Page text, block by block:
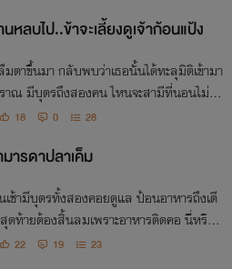
หลบไป..ข้าจะเลี้ยงดูเจ้าก้อนแป้ง
มตาขึ้นมา กลับพบว่าเธอนั้นได้ทะลุมิติเข้ามา
าณ มีบุตรถึงสองคน ไหนจะสามีที่นอนไม่ได้
ตต่อจากนี้จะต้องทำอย่างไรดี
18 0 28
ารดาปลาเค็ม
ช้ามีบุตรทั้งสองคอยดูแล ป้อนอาหารถึงเตี
ท้ายต้องสิ้นลมเพราะอาหารติดคอ นี่หรือคื
างเดิม...ข้าว่าไม่น่าใช่
22 19 23